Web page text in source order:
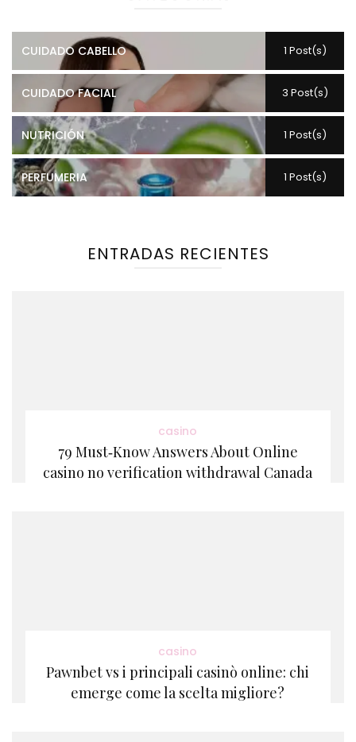
CUIDADO CABELLO 1 Post(s)
CUIDADO FACIAL 3 Post(s)
NUTRICIÓN 1 Post(s)
PERFUMERIA 1 Post(s)
ENTRADAS RECIENTES
casino
79 Must‑Know Answers About Online
casino no verification withdrawal Canada
casino
Pawnbet vs i principali casinò online: chi
emerge come la scelta migliore?